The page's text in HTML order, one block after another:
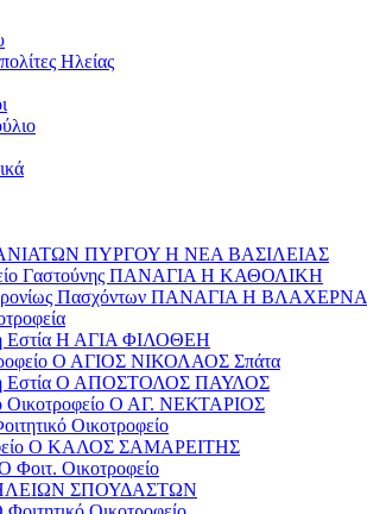
Ηλείας
ΠΥΡΓΟΥ Η ΝΕΑ ΒΑΣΙΛΕΙΑΣ
Γαστούνης ΠΑΝΑΓΙΑ Η ΚΑΘΟΛΙΚΗ
Πασχόντων ΠΑΝΑΓΙΑ Η ΒΛΑΧΕΡΝΑ
Εστία Η ΑΓΙΑ ΦΙΛΟΘΕΗ
Ο ΑΓΙΟΣ ΝΙΚΟΛΑΟΣ Σπάτα
Εστία Ο ΑΠΟΣΤΟΛΟΣ ΠΑΥΛΟΣ
Οικοτροφείο Ο ΑΓ. ΝΕΚΤΑΡΙΟΣ
Οικοτροφείο
Ο ΚΑΛΟΣ ΣΑΜΑΡΕΙΤΗΣ
Οικοτροφείο
ΣΠΟΥΔΑΣΤΩΝ